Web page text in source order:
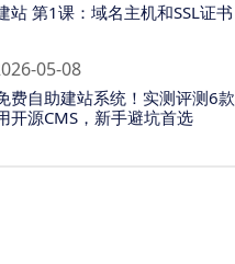
站 第1课：域名主机和SSL证书
05-08
费自助建站系统！实测评测6款
开源CMS，新手避坑首选